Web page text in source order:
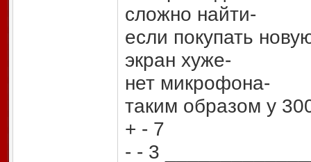
сложно найти-
если покупать
экран хуже-
нет микрофона-
таким образом у
+ - 7
- - 3